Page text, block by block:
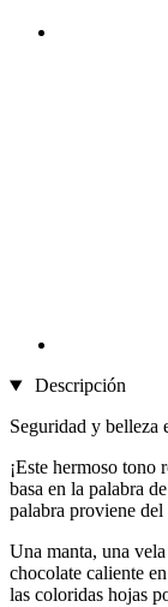
Descripción
Seguridad y belleza
¡Este hermoso tono
basa en la palabra
palabra proviene
Una manta, una
chocolate caliente
las coloridas hojas